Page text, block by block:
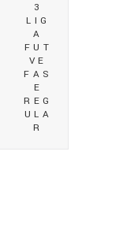
3
LIG
A
FUT
VE
FAS
E
REG
ULA
R